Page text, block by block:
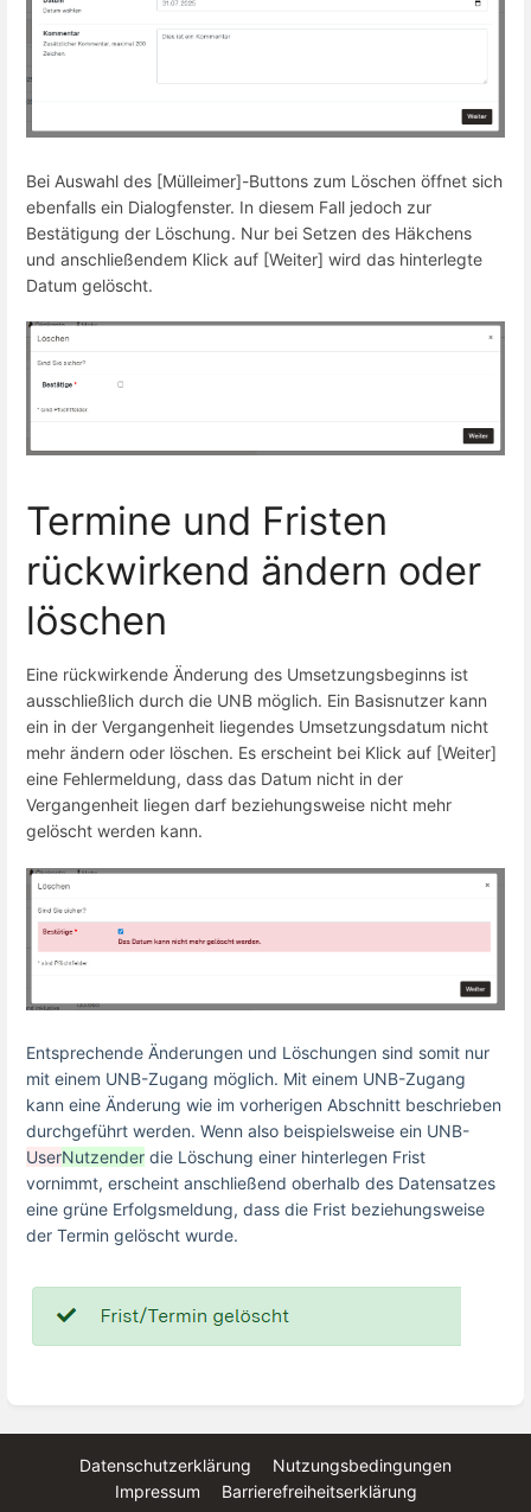
Bei Auswahl des [Mülleimer]-Buttons zum Löschen öffnet sich
ebenfalls ein Dialogfenster. In diesem Fall jedoch zur
Bestätigung der Löschung. Nur bei Setzen des Häkchens
und anschließendem Klick auf [Weiter] wird das hinterlegte
Datum gelöscht.
Termine und Fristen
rückwirkend ändern oder
löschen
Eine rückwirkende Änderung des Umsetzungsbeginns ist
ausschließlich durch die UNB möglich. Ein Basisnutzer kann
ein in der Vergangenheit liegendes Umsetzungsdatum nicht
mehr ändern oder löschen. Es erscheint bei Klick auf [Weiter]
eine Fehlermeldung, dass das Datum nicht in der
Vergangenheit liegen darf beziehungsweise nicht mehr
gelöscht werden kann.
Entsprechende Änderungen und Löschungen sind somit nur
mit einem UNB-Zugang möglich. Mit einem UNB-Zugang
kann eine Änderung wie im vorherigen Abschnitt beschrieben
durchgeführt werden. Wenn also beispielsweise ein UNB-
UserNutzender die Löschung einer hinterlegen Frist
vornimmt, erscheint anschließend oberhalb des Datensatzes
eine grüne Erfolgsmeldung, dass die Frist beziehungsweise
der Termin gelöscht wurde.
Datenschutzerklärung
Nutzungsbedingungen
Impressum
Barrierefreiheitserklärung